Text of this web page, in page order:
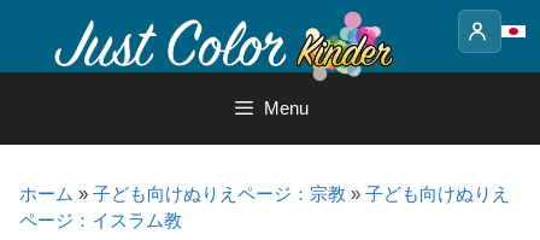
content
Menu
ホーム » 子ども向けぬりえページ：宗教 » 子ども向けぬりえ
ページ：イスラム教